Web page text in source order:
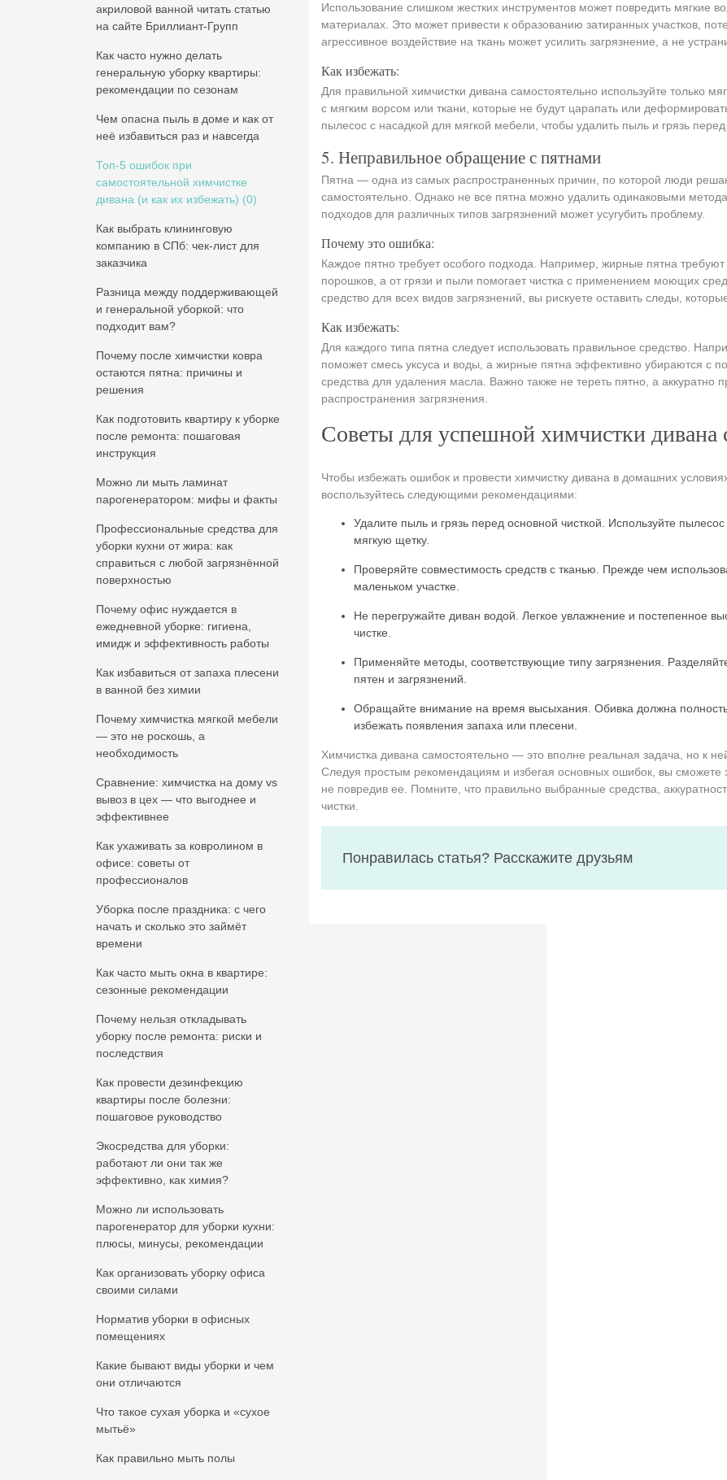
акриловой ванной читать статью
на сайте Бриллиант-Групп
Как часто нужно делать
генеральную уборку квартиры:
рекомендации по сезонам
Чем опасна пыль в доме и как от
неё избавиться раз и навсегда
Топ-5 ошибок при
самостоятельной химчистке
дивана (и как их избежать) (0)
Как выбрать клининговую
компанию в СПб: чек-лист для
заказчика
Разница между поддерживающей
и генеральной уборкой: что
подходит вам?
Почему после химчистки ковра
остаются пятна: причины и
решения
Как подготовить квартиру к уборке
после ремонта: пошаговая
инструкция
Можно ли мыть ламинат
парогенератором: мифы и факты
Профессиональные средства для
уборки кухни от жира: как
справиться с любой загрязнённой
поверхностью
Почему офис нуждается в
ежедневной уборке: гигиена,
имидж и эффективность работы
Как избавиться от запаха плесени
в ванной без химии
Почему химчистка мягкой мебели
— это не роскошь, а
необходимость
Сравнение: химчистка на дому vs
вывоз в цех — что выгоднее и
эффективнее
Как ухаживать за ковролином в
офисе: советы от
профессионалов
Уборка после праздника: с чего
начать и сколько это займёт
времени
Как часто мыть окна в квартире:
сезонные рекомендации
Почему нельзя откладывать
уборку после ремонта: риски и
последствия
Как провести дезинфекцию
квартиры после болезни:
пошаговое руководство
Экосредства для уборки:
работают ли они так же
эффективно, как химия?
Можно ли использовать
парогенератор для уборки кухни:
плюсы, минусы, рекомендации
Как организовать уборку офиса
своими силами
Норматив уборки в офисных
помещениях
Какие бывают виды уборки и чем
они отличаются
Что такое сухая уборка и «сухое
мытьё»
Как правильно мыть полы
Использование слишком жестких инструментов может повредить мягкие
материалах. Это может привести к образованию затиранных участков,
агрессивное воздействие на ткань может усилить загрязнение, а не
Как избежать:
Для правильной химчистки дивана самостоятельно используйте только
с мягким ворсом или ткани, которые не будут царапать или
пылесос с насадкой для мягкой мебели, чтобы удалить пыль и грязь перед
5. Неправильное обращение с пятнами
Пятна — одна из самых распространенных причин, по которой люди
самостоятельно. Однако не все пятна можно удалить одинаковыми
подходов для различных типов загрязнений может усугубить проблему.
Почему это ошибка:
Каждое пятно требует особого подхода. Например, жирные пятна
порошков, а от грязи и пыли помогает чистка с применением моющих
средство для всех видов загрязнений, вы рискуете оставить следы,
Как избежать:
Для каждого типа пятна следует использовать правильное средство.
поможет смесь уксуса и воды, а жирные пятна эффективно убираются с
средства для удаления масла. Важно также не тереть пятно, а аккуратно
распространения загрязнения.
Советы для успешной химчистки дивана
Чтобы избежать ошибок и провести химчистку дивана в домашних
воспользуйтесь следующими рекомендациями:
Удалите пыль и грязь перед основной чисткой. Используйте
мягкую щетку.
Проверяйте совместимость средств с тканью. Прежде чем
маленьком участке.
Не перегружайте диван водой. Легкое увлажнение и постепенное
чистке.
Применяйте методы, соответствующие типу загрязнения.
пятен и загрязнений.
Обращайте внимание на время высыхания. Обивка должна
избежать появления запаха или плесени.
Химчистка дивана самостоятельно — это вполне реальная задача, но к
Следуя простым рекомендациям и избегая основных ошибок, вы сможете
не повредив ее. Помните, что правильно выбранные средства,
чистки.
Понравилась статья? Расскажите друзьям